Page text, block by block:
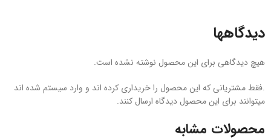
دیدگاهها
هیچ دیدگاهی برای این محصول نوشته نشده است.
.فقط مشتریانی که این محصول را خریداری کرده اند و وارد سیستم شده اند
میتوانند برای این محصول دیدگاه ارسال کنند.
محصولات مشابه